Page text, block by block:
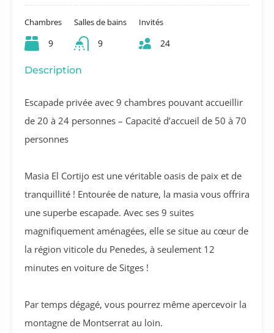
Chambres
9
Salles de bains
9
Invités
24
Description
Escapade privée avec 9 chambres pouvant accueillir
de 20 à 24 personnes – Capacité d’accueil de 50 à 70
personnes
Masia El Cortijo est une véritable oasis de paix et de
tranquillité ! Entourée de nature, la masia vous offrira
une superbe escapade. Avec ses 9 suites
magnifiquement aménagées, elle se situe au cœur de
la région viticole du Penedes, à seulement 12
minutes en voiture de Sitges !
Par temps dégagé, vous pourrez même apercevoir la
montagne de Montserrat au loin.